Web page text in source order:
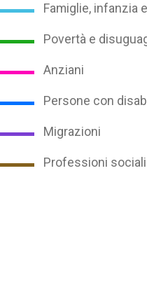
Famiglie, infanzia
Povertà e
Anziani
Persone con
Migrazioni
Professioni sociali